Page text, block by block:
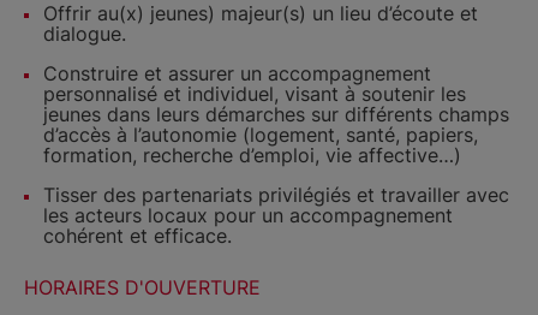
Offrir au(x) jeunes) majeur(s) un lieu d’écoute et
dialogue.
Construire et assurer un accompagnement
personnalisé et individuel, visant à soutenir les
jeunes dans leurs démarches sur différents champs
d’accès à l’autonomie (logement, santé, papiers,
formation, recherche d’emploi, vie affective…)
Tisser des partenariats privilégiés et travailler avec
les acteurs locaux pour un accompagnement
cohérent et efficace.
HORAIRES D'OUVERTURE